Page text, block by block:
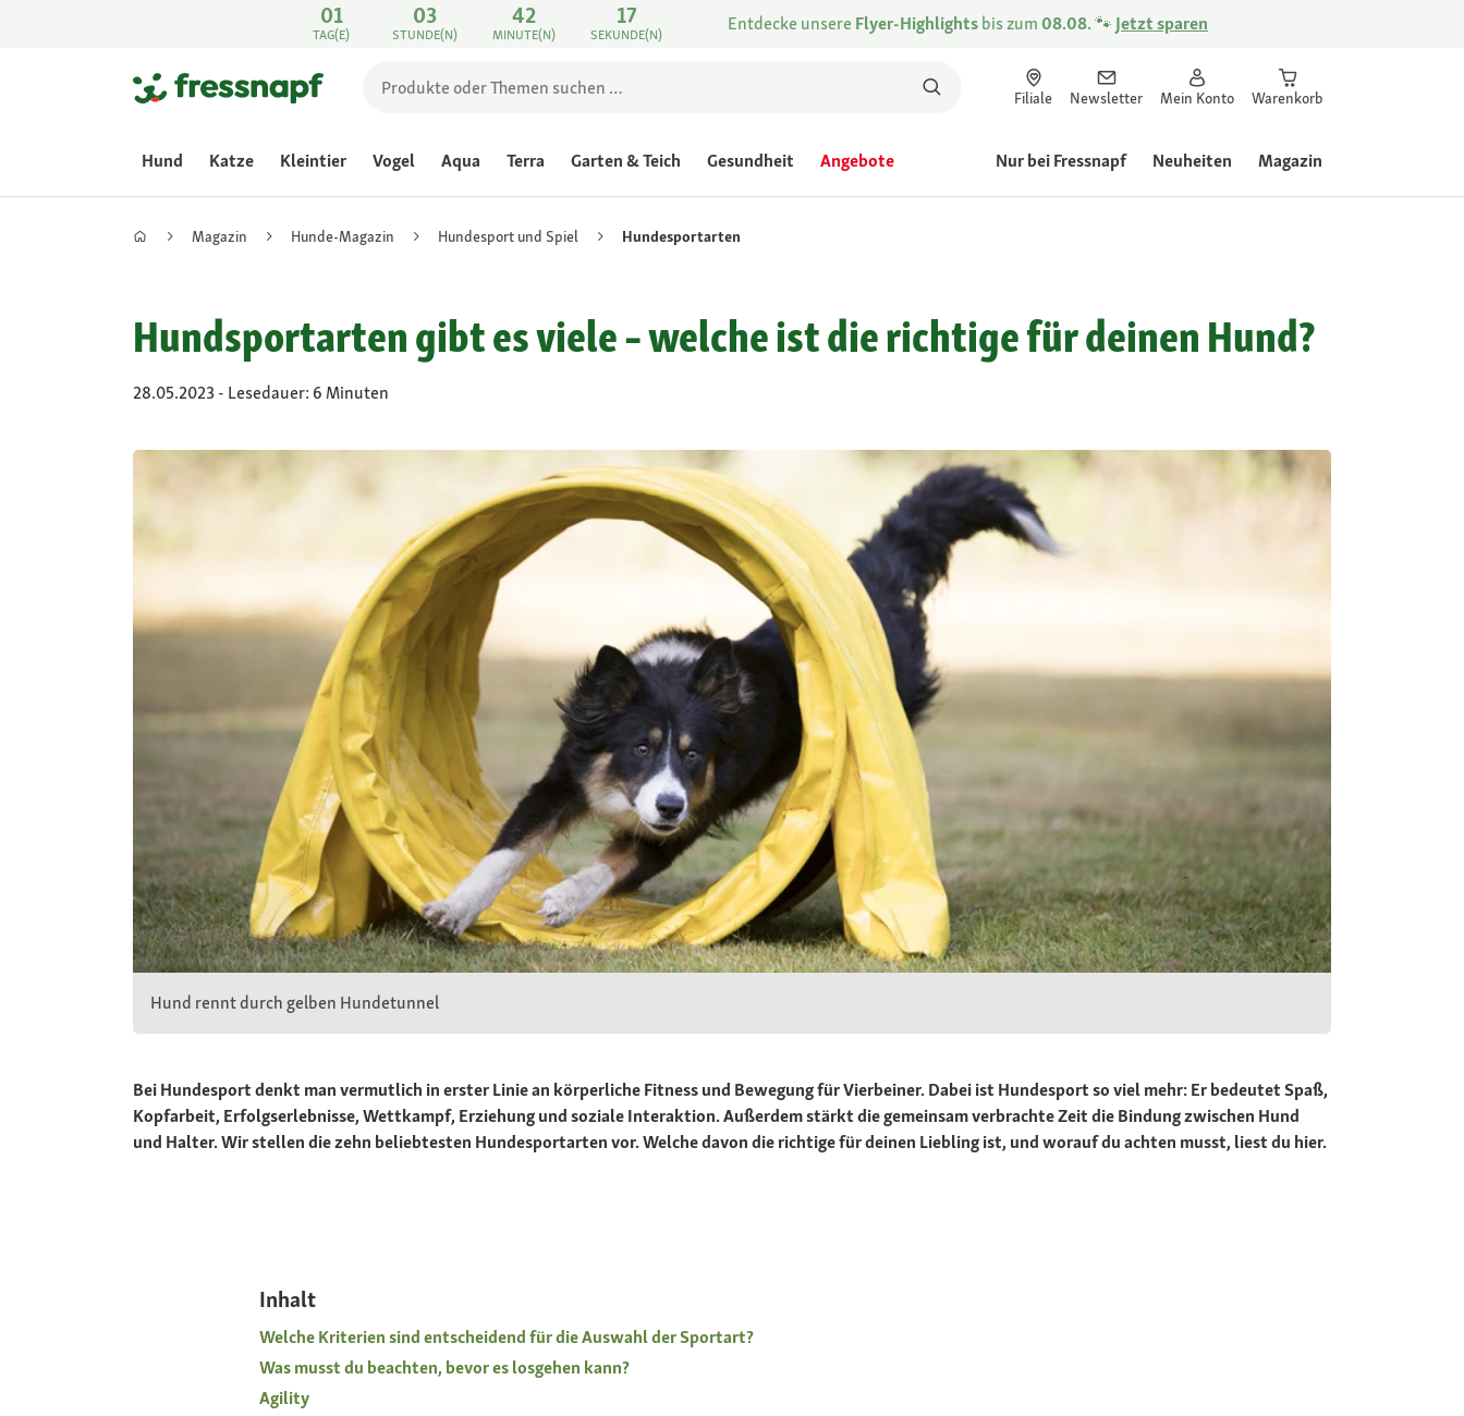
01
TAG(E)
03
STUNDE(N)
42
MINUTE(N)
17
SEKUNDE(N) Entdecke unsere Flyer-Highlightsbis zum08.08.🐾 Jetzt sparen
Filiale Newsletter Mein Konto Warenkorb
Hund Katze Kleintier Vogel Aqua Terra Garten & Teich Gesundheit Angebote Nur bei Fressnapf Neuheiten Magazin
Magazin Hunde-Magazin Hundesport und Spiel Hundesportarten
Hundsportarten gibt es viele – welche ist die richtige für deinen Hund?
28.05.2023 - Lesedauer: 6 Minuten
Hund rennt durch gelben Hundetunnel
Bei Hundesport denkt man vermutlich in erster Linie an körperliche Fitness und Bewegung für Vierbeiner. Dabei ist Hundesport so viel mehr: Er bedeutet Spaß,
Kopfarbeit, Erfolgserlebnisse, Wettkampf, Erziehung und soziale Interaktion. Außerdem stärkt die gemeinsam verbrachte Zeit die Bindung zwischen Hund
und Halter. Wir stellen die zehn beliebtesten Hundesportarten vor. Welche davon die richtige für deinen Liebling ist, und worauf du achten musst, liest du hier.
Inhalt
Welche Kriterien sind entscheidend für die Auswahl der Sportart?
Was musst du beachten, bevor es losgehen kann?
Agility